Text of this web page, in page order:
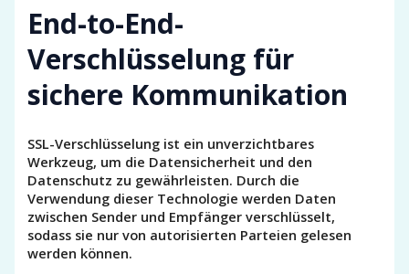
End-to-End-
Verschlüsselung für
sichere Kommunikation
SSL-Verschlüsselung ist ein unverzichtbares
Werkzeug, um die Datensicherheit und den
Datenschutz zu gewährleisten. Durch die
Verwendung dieser Technologie werden Daten
zwischen Sender und Empfänger verschlüsselt,
sodass sie nur von autorisierten Parteien gelesen
werden können.